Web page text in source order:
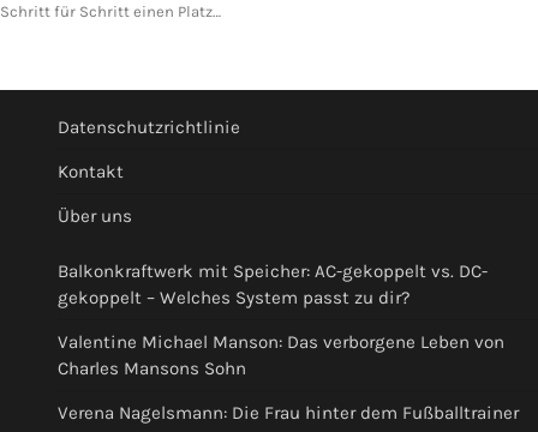
Schritt für Schritt einen Platz…
Datenschutzrichtlinie
Kontakt
Über uns
Balkonkraftwerk mit Speicher: AC-gekoppelt vs. DC-
gekoppelt – Welches System passt zu dir?
Valentine Michael Manson: Das verborgene Leben von
Charles Mansons Sohn
Verena Nagelsmann: Die Frau hinter dem Fußballtrainer